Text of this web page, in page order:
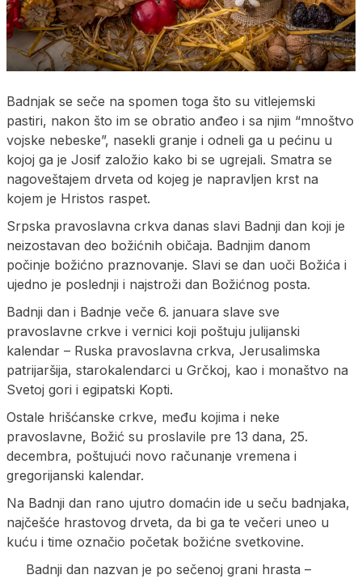
Badnjak se seče na spomen toga što su vitlejemski
pastiri, nakon što im se obratio anđeo i sa njim “mnoštvo
vojske nebeske”, nasekli granje i odneli ga u pećinu u
kojoj ga je Josif založio kako bi se ugrejali. Smatra se
nagoveštajem drveta od kojeg je napravljen krst na
kojem je Hristos raspet.
Srpska pravoslavna crkva danas slavi Badnji dan koji je
neizostavan deo božićnih običaja. Badnjim danom
počinje božićno praznovanje. Slavi se dan uoči Božića i
ujedno je poslednji i najstroži dan Božićnog posta.
Badnji dan i Badnje veče 6. januara slave sve
pravoslavne crkve i vernici koji poštuju julijanski
kalendar – Ruska pravoslavna crkva, Jerusalimska
patrijaršija, starokalendarci u Grčkoj, kao i monaštvo na
Svetoj gori i egipatski Kopti.
Ostale hrišćanske crkve, među kojima i neke
pravoslavne, Božić su proslavile pre 13 dana, 25.
decembra, poštujući novo računanje vremena i
gregorijanski kalendar.
Na Badnji dan rano ujutro domaćin ide u seču badnjaka,
najčešće hrastovog drveta, da bi ga te večeri uneo u
kuću i time označio početak božićne svetkovine.
Badnji dan nazvan je po sečenoj grani hrasta –